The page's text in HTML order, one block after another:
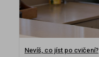
Nevíš, co jíst po cvičení?